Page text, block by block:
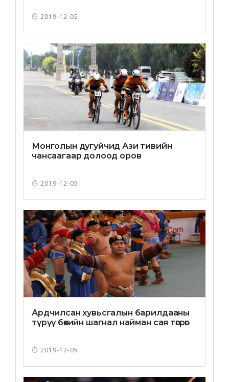
2019-12-05
Монголын дугуйчид Ази тивийн
чансаагаар долоод оров
2019-12-05
Ардчилсан хувьсгалын барилдааны
түрүү бөхийн шагнал найман сая төгрөг
2019-12-05